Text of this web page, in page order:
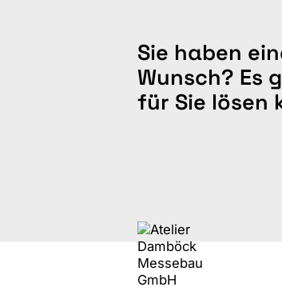
Sie haben
Wunsch? Es
für Sie lösen